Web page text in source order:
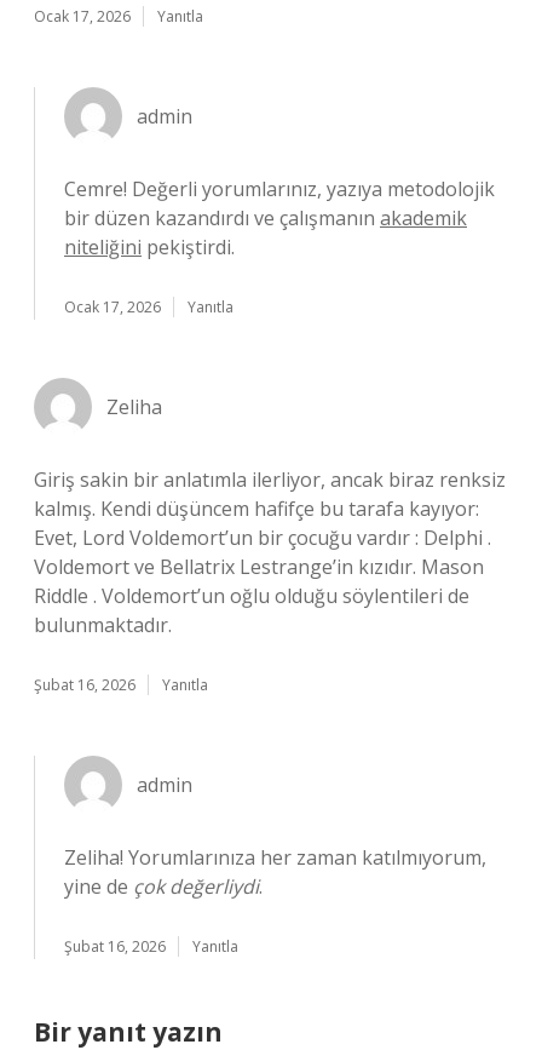
Ocak 17, 2026 Yanıtla
admin
Cemre! Değerli yorumlarınız, yazıya metodolojik
bir düzen kazandırdı ve çalışmanın akademik
niteliğini pekiştirdi.
Ocak 17, 2026 Yanıtla
Zeliha
Giriş sakin bir anlatımla ilerliyor, ancak biraz renksiz
kalmış. Kendi düşüncem hafifçe bu tarafa kayıyor:
Evet, Lord Voldemort’un bir çocuğu vardır : Delphi .
Voldemort ve Bellatrix Lestrange’in kızıdır. Mason
Riddle . Voldemort’un oğlu olduğu söylentileri de
bulunmaktadır.
Şubat 16, 2026 Yanıtla
admin
Zeliha! Yorumlarınıza her zaman katılmıyorum,
yine de çok değerliydi.
Şubat 16, 2026 Yanıtla
Bir yanıt yazın